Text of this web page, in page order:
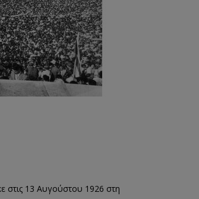
στις 13 Αυγούστου 1926 στη